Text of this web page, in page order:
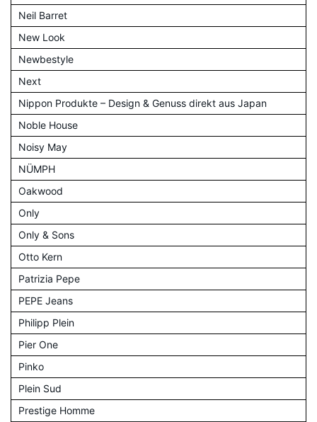
Neil Barret
New Look
Newbestyle
Next
Nippon Produkte – Design & Genuss direkt aus Japan
Noble House
Noisy May
NÜMPH
Oakwood
Only
Only & Sons
Otto Kern
Patrizia Pepe
PEPE Jeans
Philipp Plein
Pier One
Pinko
Plein Sud
Prestige Homme